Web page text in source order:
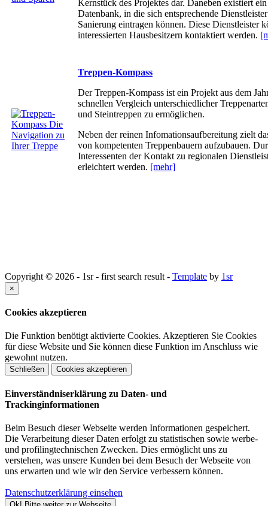
Kernstück des Projektes dar. Daneben existiert
Datenbank, in die sich entsprechende
Sanierung eintragen können. Diese Dienstleister
interessierten Hausbesitzern kontaktiert werden.
Treppen-Kompass
Der Treppen-Kompass ist ein Projekt aus dem
schnellen Vergleich unterschiedlicher
und Steintreppen zu ermöglichen.
Neben der reinen Infomationsaufbereitung zielt
von kompetenten Treppenbauern aufzubauen.
Interessenten der Kontakt zu regionalen
erleichtert werden. [mehr]
Copyright © 2026 - 1sr - first search result - Template by 1sr
×
Cookies akzeptieren
Die Funktion benötigt aktivierte Cookies. Akzeptieren Sie Cookies
für diese Website und Sie können diese Funktion im Anschluss wie
gewohnt nutzen.
Schließen Cookies akzeptieren
Einverständniserklärung zu Daten- und
Trackinginformationen
Beim Besuch dieser Webseite werden Informationen gespeichert.
Die Verarbeitung dieser Daten erfolgt zu statistischen sowie werbe-
und profilingtechnischen Zwecken. Dies ermöglicht uns zu
verstehen, was unsere Kunden bei dem Besuch der Webseite von
uns erwarten und wie wir den Service verbessern können.
Datenschutzerklärung einsehen